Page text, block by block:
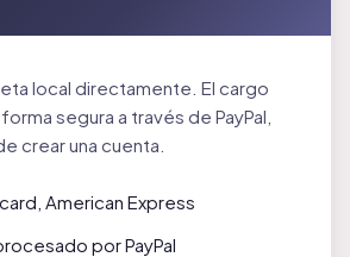
local directamente. El cargo
segura a través de PayPal,
crear una cuenta.
American Express
por PayPal